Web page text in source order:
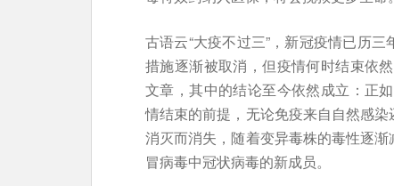
古语云“大疫不过三”，新冠疫情已历
措施逐渐被取消，但疫情何时结束依
文章，其中的结论至今依然成立：正
情结束的前提，无论免疫来自自然感
消灭而消失，随着变异毒株的毒性逐
冒病毒中冠状病毒的新成员。